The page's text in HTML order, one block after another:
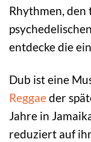
Rhythmen, den
entdecke die
Dub ist eine
Reggaeder
Jahre in
reduziert auf